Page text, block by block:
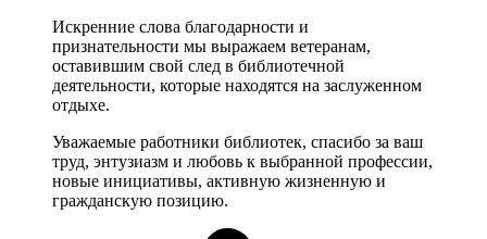
Искренние слова благодарности и
признательности мы выражаем ветеранам,
оставившим свой след в библиотечной
деятельности, которые находятся на заслуженном
отдыхе.
Уважаемые работники библиотек, спасибо за ваш
труд, энтузиазм и любовь к выбранной профессии,
новые инициативы, активную жизненную и
гражданскую позицию.